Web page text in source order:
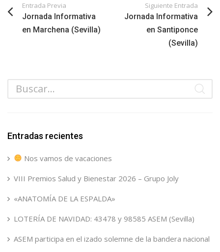
Entrada Previa
Jornada Informativa
en Marchena (Sevilla)
Siguiente Entrada
Jornada Informativa
en Santiponce
(Sevilla)
Entradas recientes
Nos vamos de vacaciones
VIII Premios Salud y Bienestar 2026 – Grupo Joly
«ANATOMÍA DE LA ESPALDA»
LOTERÍA DE NAVIDAD: 43478 y 98585 ASEM (Sevilla)
ASEM participa en el izado solemne de la bandera nacional